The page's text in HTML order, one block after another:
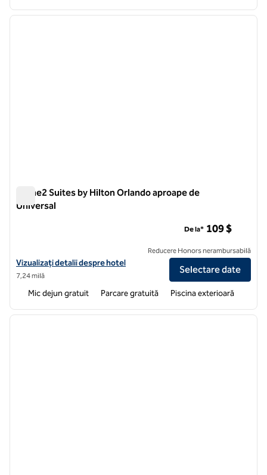
1 din 12
Home2 Suites by Hilton Orlando aproape de
Universal
Vizualizați detaliile hotelului pentru Home2 Suites by Hilton Orlando,
Vizualizați detalii despre hotel
7,24 milă
De la* 109 $
Reducere Honors nerambursabilă
Selectare date
Mic dejun gratuit Parcare gratuită Piscina exterioară
1 din 12